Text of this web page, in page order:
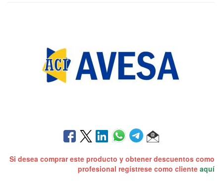
Si desea comprar este producto y obtener descuentos como
profesional regístrese como cliente aquí